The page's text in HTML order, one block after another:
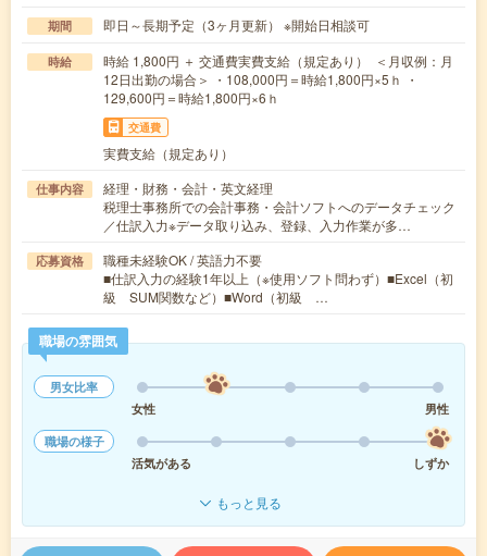
期間 即日～長期予定（3ヶ月更新） ※開始日相談可
時給
時給 1,800円 ＋ 交通費実費支給（規定あり） ＜月収例：月
12日出勤の場合＞ ・108,000円＝時給1,800円×5ｈ ・
129,600円＝時給1,800円×6ｈ
交通費
実費支給（規定あり）
仕事内容
経理・財務・会計・英文経理
税理士事務所での会計事務・会計ソフトへのデータチェック
／仕訳入力※データ取り込み、登録、入力作業が多…
応募資格
職種未経験OK / 英語力不要
■仕訳入力の経験1年以上（※使用ソフト問わず）■Excel（初
級 SUM関数など）■Word（初級 …
職場の雰囲気
男女比率
女性
男性
職場の様子
活気がある
しずか
もっと見る